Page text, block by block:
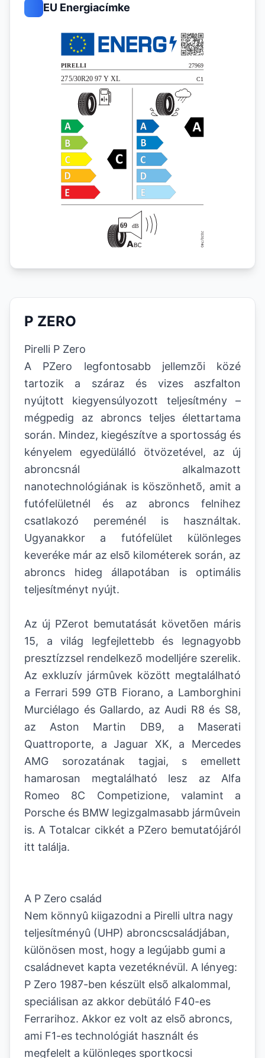
EU Energiacímke
P ZERO
Pirelli P Zero
A PZero legfontosabb jellemzõi közé
tartozik a száraz és vizes aszfalton
nyújtott kiegyensúlyozott teljesítmény –
mégpedig az abroncs teljes élettartama
során. Mindez, kiegészítve a sportosság és
kényelem egyedülálló ötvözetével, az új
abroncsnál alkalmazott
nanotechnológiának is köszönhetõ, amit a
futófelületnél és az abroncs felnihez
csatlakozó pereménél is használtak.
Ugyanakkor a futófelület különleges
keveréke már az elsõ kilométerek során, az
abroncs hideg állapotában is optimális
teljesítményt nyújt.
Az új PZerot bemutatását követõen máris
15, a világ legfejlettebb és legnagyobb
presztízzsel rendelkezõ modelljére szerelik.
Az exkluzív jármûvek között megtalálható
a Ferrari 599 GTB Fiorano, a Lamborghini
Murciélago és Gallardo, az Audi R8 és S8,
az Aston Martin DB9, a Maserati
Quattroporte, a Jaguar XK, a Mercedes
AMG sorozatának tagjai, s emellett
hamarosan megtalálható lesz az Alfa
Romeo 8C Competizione, valamint a
Porsche és BMW legizgalmasabb jármûvein
is. A Totalcar cikkét a PZero bemutatójáról
itt találja.
A P Zero család
Nem könnyû kiigazodni a Pirelli ultra nagy
teljesítményû (UHP) abroncscsaládjában,
különösen most, hogy a legújabb gumi a
családnevet kapta vezetéknévül. A lényeg:
P Zero 1987-ben készült elsõ alkalommal,
speciálisan az akkor debütáló F40-es
Ferrarihoz. Akkor ez volt az elsõ abroncs,
ami F1-es technológiát használt és
megfelelt a különleges sportkocsi